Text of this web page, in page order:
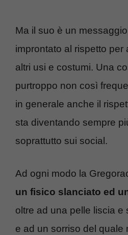
Ma il suo è un
improntato al rispetto per
altri usi e costumi. Una
purtroppo non così
in generale anche il
sta diventando sempre
soprattutto sui social.
Ad ogni modo la
un fisico slanciato ed
oltre ad una pelle liscia e
e ad un sorriso del quale